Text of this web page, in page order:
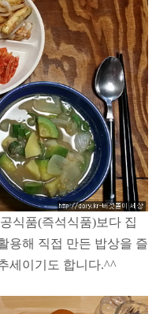
식품(즉석식품)보다 집
용해 직접 만든 밥상을 즐
세이기도 합니다.^^